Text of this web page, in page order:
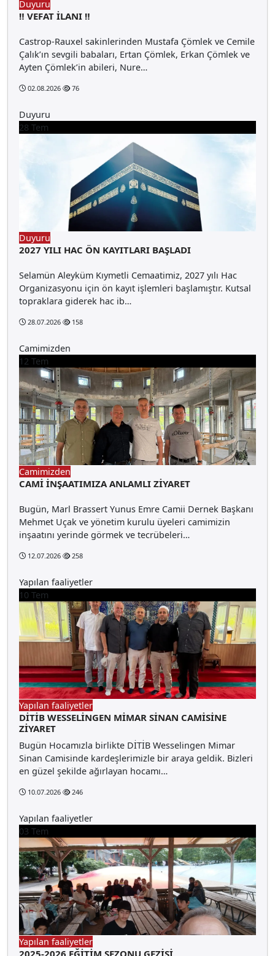
Duyuru
‼️ VEFAT İLANI ‼️
Castrop-Rauxel sakinlerinden Mustafa Çömlek ve Cemile
Çalık’ın sevgili babaları, Ertan Çömlek, Erkan Çömlek ve
Ayten Çömlek’in abileri, Nure…
02.08.2026 76
Duyuru
28 Tem
Duyuru
2027 YILI HAC ÖN KAYITLARI BAŞLADI
Selamün Aleyküm Kıymetli Cemaatimiz, 2027 yılı Hac
Organizasyonu için ön kayıt işlemleri başlamıştır. Kutsal
topraklara giderek hac ib…
28.07.2026 158
Camimizden
12 Tem
Camimizden
CAMİ İNŞAATIMIZA ANLAMLI ZİYARET
Bugün, Marl Brassert Yunus Emre Camii Dernek Başkanı
Mehmet Uçak ve yönetim kurulu üyeleri camimizin
inşaatını yerinde görmek ve tecrübeleri…
12.07.2026 258
Yapılan faaliyetler
10 Tem
Yapılan faaliyetler
DİTİB WESSELİNGEN MİMAR SİNAN CAMİSİNE
ZİYARET
Bugün Hocamızla birlikte DİTİB Wesselingen Mimar
Sinan Camisinde kardeşlerimizle bir araya geldik. Bizleri
en güzel şekilde ağırlayan hocamı…
10.07.2026 246
Yapılan faaliyetler
03 Tem
Yapılan faaliyetler
2025-2026 EĞİTİM SEZONU GEZİSİ